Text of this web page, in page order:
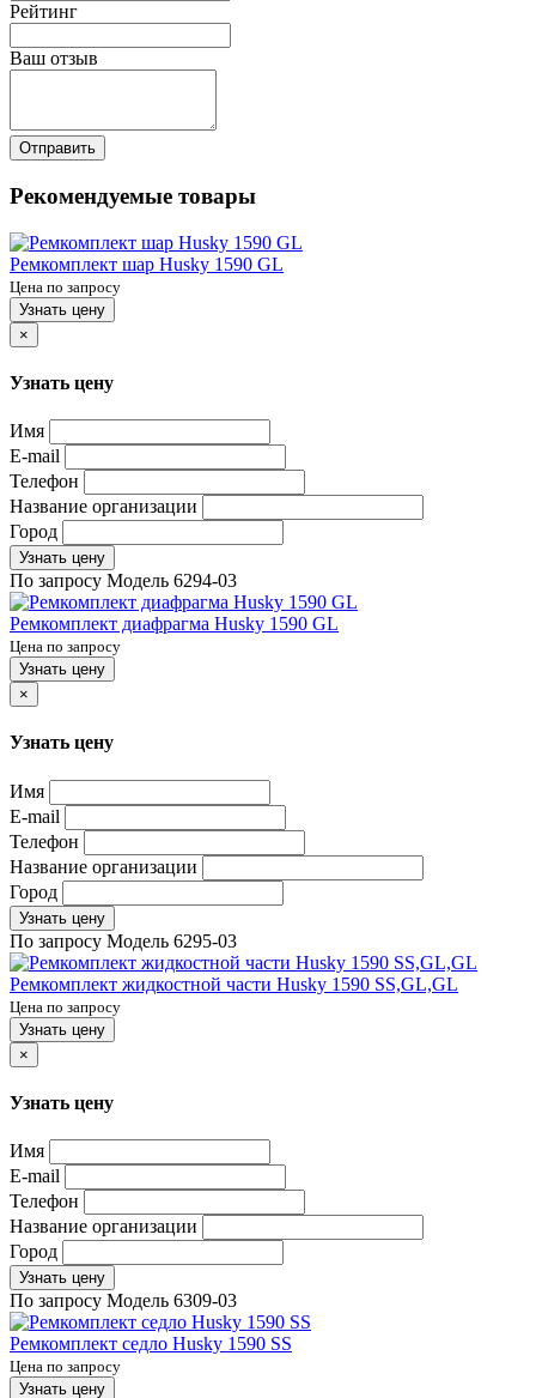
Рейтинг
Ваш отзыв
Отправить
Рекомендуемые товары
Ремкомплект шар Husky 1590 GL
Цена по запросу
Узнать цену
×
Узнать цену
Имя
E-mail
Телефон
Название организации
Город
Узнать цену
По запросу Модель 6294-03
Ремкомплект диафрагма Husky 1590 GL
Цена по запросу
Узнать цену
×
Узнать цену
Имя
E-mail
Телефон
Название организации
Город
Узнать цену
По запросу Модель 6295-03
Ремкомплект жидкостной части Husky 1590 SS,GL,GL
Цена по запросу
Узнать цену
×
Узнать цену
Имя
E-mail
Телефон
Название организации
Город
Узнать цену
По запросу Модель 6309-03
Ремкомплект седло Husky 1590 SS
Цена по запросу
Узнать цену